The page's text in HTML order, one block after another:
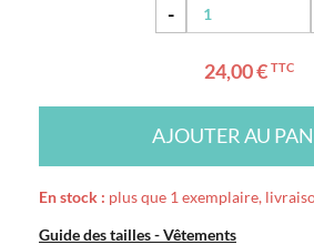
-
24,00 € TTC
AJOUTER AU
En stock : plus que 1 exemplaire,
Guide des tailles - Vêtements